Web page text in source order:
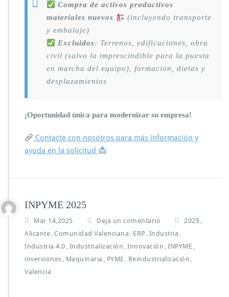
Compra de activos productivos
materiales nuevos
(incluyendo transporte
y embalaje)
Excluidos: Terrenos, edificaciones, obra
civil (salvo la imprescindible para la puesta
en marcha del equipo), formación, dietas y
desplazamientos
¡Oportunidad única para modernizar su empresa!
Contacte con nosotros para más información y
ayuda en la solicitud
INPYME 2025
Mar 14,2025 Deja un comentario 2025
Alicante Comunidad Valenciana ERP Industria
Industria 4.0 Industrialización Innovación INPYME
inversiones Maquinaria PYME Reindustrialización
Valencia